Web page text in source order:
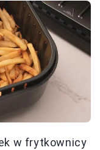
w frytkownicy